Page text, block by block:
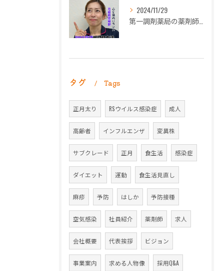
2024/11/29
第一調剤薬局の薬剤師長岡朋子が「生理痛」について解説します。
タグ Tags
正月太り RSウイルス感染症 成人
高齢者 インフルエンザ 変異株
サブクレード 正月 食生活 感染症
ダイエット 運動 食生活見直し
麻疹 予防 はしか 予防接種
空気感染 社員紹介 薬剤師 求人
会社概要 代表挨拶 ビジョン
事業案内 求める人物像 採用Q&A